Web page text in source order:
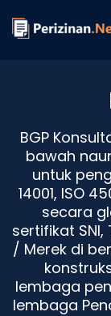
BGP
bawah
untuk
14001, ISO
secara
sertifikat SNI,
/ Merek di
lembaga
lembaga